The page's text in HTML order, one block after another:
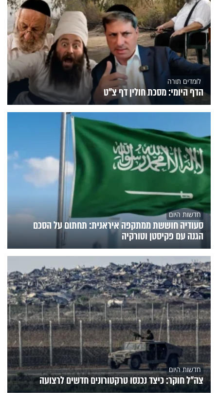
לומדים תורה
הדף היומי: מסכת חולין דף צ"ט
חדשות היום
סעודיה חוששת ממתקפה איראנית: תחתום על הסכם
הגנה עם פקיסטן וטורקיה
חדשות היום
צה"ל חוקר: כיצד נכנסו טרקטורונים חדשים לרצועה